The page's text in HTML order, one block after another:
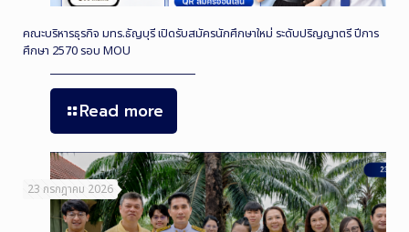
คณะบริหารธุรกิจ มทร.ธัญบุรี เปิดรับสมัครนักศึกษาใหม่ ระดับปริญญาตรี ปีการ
ศึกษา 2570 รอบ MOU
Read more
23 กรกฎาคม 2026